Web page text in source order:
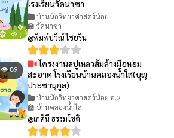
โรงเรียนวัดนาซา
บ้านนักวิทยาศาสตร์น้อย
🏫 วัดนาซา
@พิมพ์ปวีณ์ ไชยริน
👁 89
โครงงานสบู่เหลวส้มล้างมือหอม
สะอาด โรงเรียนบ้านคลองน้ำใส(บุญ
ประชานุกูล)
บ้านนักวิทยาศาสตร์น้อย อ.2
🏫 บ้านคลองน้ำใส
@เกศินี ธรรมโชติ